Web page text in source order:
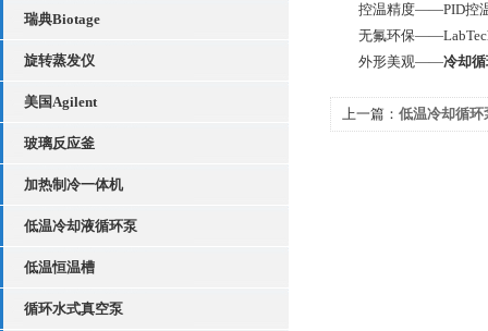
瑞典Biotage
旋转蒸发仪
美国Agilent
玻璃反应釜
加热制冷一体机
低温冷却液循环泵
低温恒温槽
循环水式真空泵
控温精度——PID控温
无氟环保——LabTech
外形美观——冷却
上一篇： 低温冷却循环